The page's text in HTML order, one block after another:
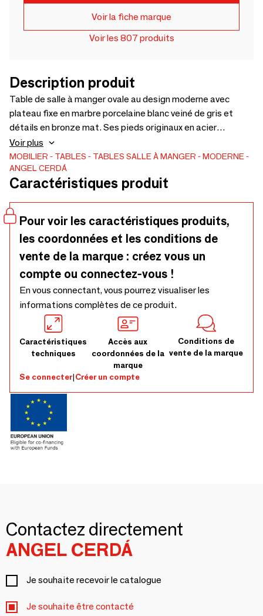
Voir la fiche marque
Voir les 807 produits
Description produit
Table de salle à manger ovale au design moderne avec
plateau fixe en marbre porcelaine blanc veiné de gris et
détails en bronze mat. Ses pieds originaux en acier
inoxydable couleur bronze sont des éléments clés qui
mettent en valeur son design.
Voir plus
MOBILIER TABLES TABLES SALLE À MANGER
MODERNE
ANGEL CERDÁ
Caractéristiques produit
Pour voir les caractéristiques produits,
les coordonnées et les conditions de
vente de la marque : créez vous un
compte ou connectez-vous !
En vous connectant, vous pourrez visualiser les
informations complètes de ce produit.
Caractéristiques
techniques
Accès aux
coordonnées de la
marque
Conditions de
vente de la marque
Se connecter|Créer un compte
Contactez directement
ANGEL CERDÁ
Je souhaite recevoir le catalogue
Je souhaite être contacté